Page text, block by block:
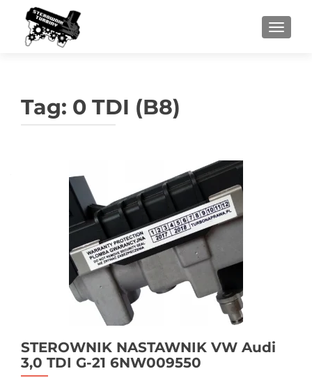
Tag: 0 TDI (B8)
STEROWNIK NASTAWNIK VW Audi
3,0 TDI G-21 6NW009550